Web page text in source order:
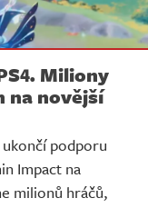
Miliony
na novější
podporu
Impact na
milionů hráčů,